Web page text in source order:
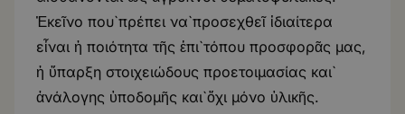
Ἐκεῖνο ποὺ πρέπει νὰ προσεχθεῖ ἰδιαίτερα
εἶναι ἡ ποιότητα τῆς ἐπὶ τόπου προσφορᾶς μας,
ἡ ὕπαρξη στοιχειώδους προετοιμασίας καὶ
ἀνάλογης ὑποδομῆς καὶ ὄχι μόνο ὑλικῆς.